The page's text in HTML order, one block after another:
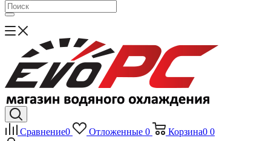
Сравнение0 Отложенные 0 Корзина0 0